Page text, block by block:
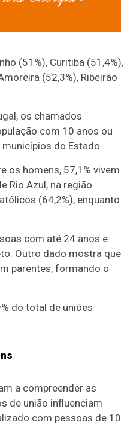
(51%), Curitiba (51,4%),
(52,3%), Ribeirão
os chamados
com 10 anos ou
do Estado.
os homens, 57,1% vivem
Rio Azul, na região
(64,2%), enquanto
com até 24 anos e
Outro dado mostra que
parentes, formando o
do total de uniões
a compreender as
de união influenciam
com pessoas de 10